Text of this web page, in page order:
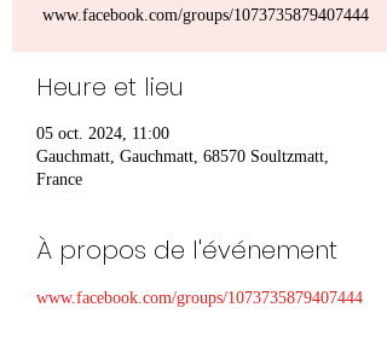
www.facebook.com/groups/1073735879407444
Heure et lieu
05 oct. 2024, 11:00
Gauchmatt, Gauchmatt, 68570 Soultzmatt,
France
À propos de l'événement
www.facebook.com/groups/1073735879407444